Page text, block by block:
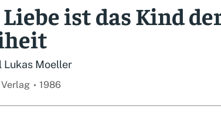
ist das Kind
Lukas Moeller
1986